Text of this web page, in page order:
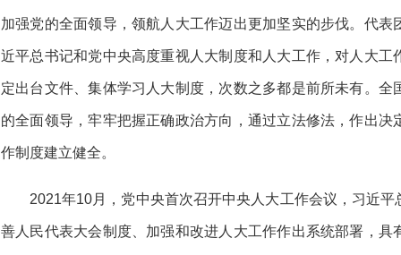
加强党的全面领导，领航人大工作迈出更加坚实的步伐。代
近平总书记和党中央高度重视人大制度和人大工作，对人大
定出台文件、集体学习人大制度，次数之多都是前所未有。
的全面领导，牢牢把握正确政治方向，通过立法修法，作出
作制度建立健全。
2021年10月，党中央首次召开中央人大工作会议，习近
善人民代表大会制度、加强和改进人大工作作出系统部署，